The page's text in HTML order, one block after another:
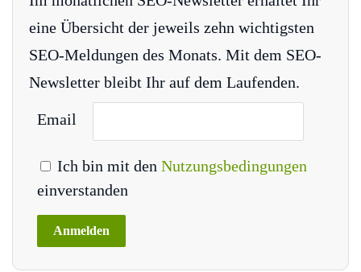
eine Übersicht der jeweils zehn wichtigsten
SEO-Meldungen des Monats. Mit dem SEO-
Newsletter bleibt Ihr auf dem Laufenden.
Email
Ich bin mit den Nutzungsbedingungen
einverstanden